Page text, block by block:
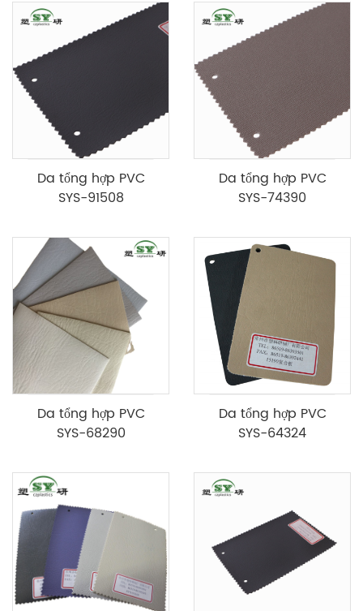
Da tổng hợp PVC
SYS-91508
Da tổng hợp PVC
SYS-74390
Da tổng hợp PVC
SYS-68290
Da tổng hợp PVC
SYS-64324